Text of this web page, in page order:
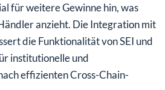
für weitere Gewinne hin, was
anzieht. Die Integration mit
die Funktionalität von SEI und
institutionelle und
effizienten Cross-Chain-